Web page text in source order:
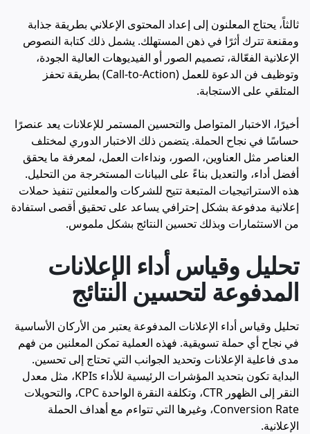
ثالثاً، يحتاج المعلنون إلى إعداد المحتوى الإعلاني بطريقة جذابة
ومقنعة تترك أثرًا في ذهن المستهلك. يشمل ذلك كتابة النصوص
الإعلانية الفعّالة، تصميم الصور أو الفيديوهات العالية الجودة،
وتوظيف فن الدعوة للعمل (Call-to-Action) بطريقة تحفز
المتلقي على الاستجابة.
أخيرًا، الاختبار المتواصل والتحسين المستمر للإعلانات يعد عنصرًا
حساسًا في نجاح الحملة. يتضمن ذلك الاختبار الدوري لمختلف
العناصر مثل العناوين، الصور، ونداءات العمل، لمعرفة ما يحقق
أفضل أداء، والتعديل بناءً على البيانات المستخرجة من التحليل.
هذه الاستراتيجيات المتبعة تتيح للشركات والمعلنين تنفيذ حملات
إعلانية مدفوعة بشكل إحترافي يساعد على تحقيق أقصى استفادة
من الاستثمارات وبذلك تحسين النتائج بشكل ملموس.
تحليل وقياس أداء الإعلانات
المدفوعة لتحسين النتائج
تحليل وقياس أداء الإعلانات المدفوعة يعتبر من الأركان الأساسية
في نجاح أي حملة تسويقية. فهذه العملية تمكن المعلنين من فهم
مدى فاعلية الإعلانات وتحديد الجوانب التي تحتاج إلى تحسين.
البداية تكون بتحديد المؤشرات الرئيسية للأداء KPIs، مثل معدل
النقر إلى الظهور CTR، وتكلفة النقرة الواحدة CPC، والتحويلات
Conversion Rate، وغيرها التي تتواءم مع أهداف الحملة
الإعلانية.